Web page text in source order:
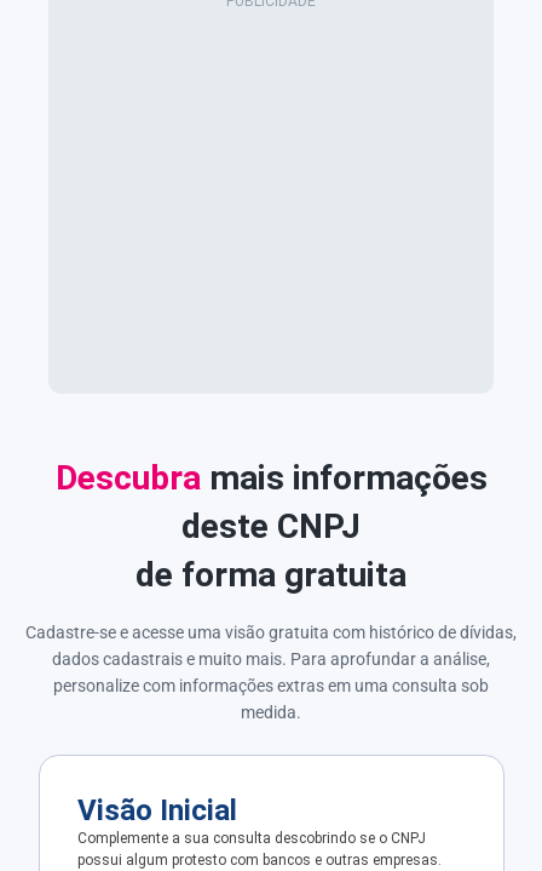
Descubra mais informações
deste CNPJ
de forma gratuita
Cadastre-se e acesse uma visão gratuita com histórico de dívidas,
dados cadastrais e muito mais. Para aprofundar a análise,
personalize com informações extras em uma consulta sob
medida.
Visão Inicial
Complemente a sua consulta descobrindo se o CNPJ
possui algum protesto com bancos e outras empresas.